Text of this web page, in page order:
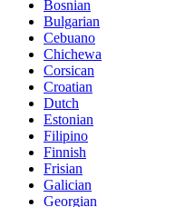
Bosnian
Bulgarian
Cebuano
Chichewa
Corsican
Croatian
Dutch
Estonian
Filipino
Finnish
Frisian
Galician
Georgian